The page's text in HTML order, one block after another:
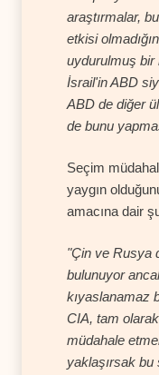
araştırmalar,
etkisi
uydurulmuş
İsrail'in ABD
ABD de diğer
de bunu
Seçim
yaygın
amacına dair
"Çin ve Rusya
bulunuyor
kıyaslanamaz
CIA, tam
müdahale
yaklaşırsak bu